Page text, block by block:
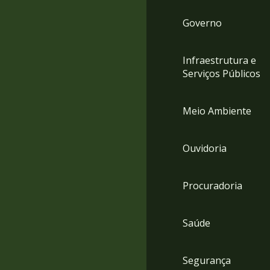
Governo
Infraestrutura e
Serviços Públicos
Meio Ambiente
Ouvidoria
Procuradoria
Saúde
Segurança